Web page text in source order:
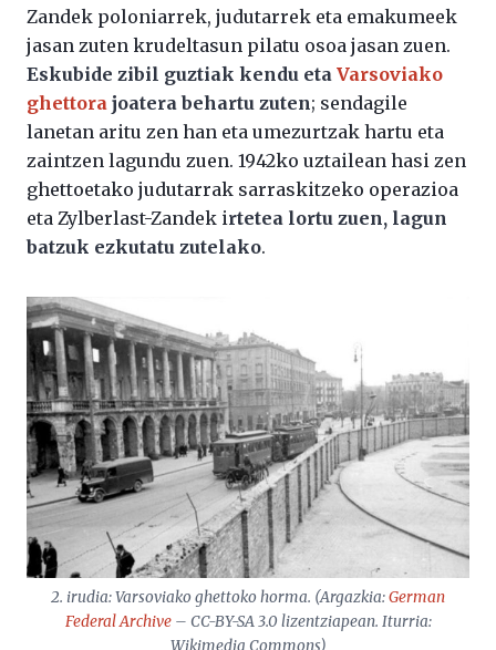
Zandek poloniarrek, judutarrek eta emakumeek
jasan zuten krudeltasun pilatu osoa jasan zuen.
Eskubide zibil guztiak kendu eta Varsoviako
ghettora joatera behartu zuten; sendagile
lanetan aritu zen han eta umezurtzak hartu eta
zaintzen lagundu zuen. 1942ko uztailean hasi zen
ghettoetako judutarrak sarraskitzeko operazioa
eta Zylberlast-Zandek irtetea lortu zuen, lagun
batzuk ezkutatu zutelako.
2. irudia: Varsoviako ghettoko horma. (Argazkia:German
Federal Archive– CC-BY-SA 3.0 lizentziapean. Iturria:
Wikimedia Commons)